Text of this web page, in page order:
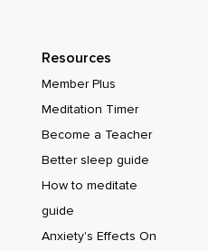
leben.
Resources
Member Plus
Meditation Timer
Become a Teacher
Better sleep guide
How to meditate
guide
Anxiety's Effects On